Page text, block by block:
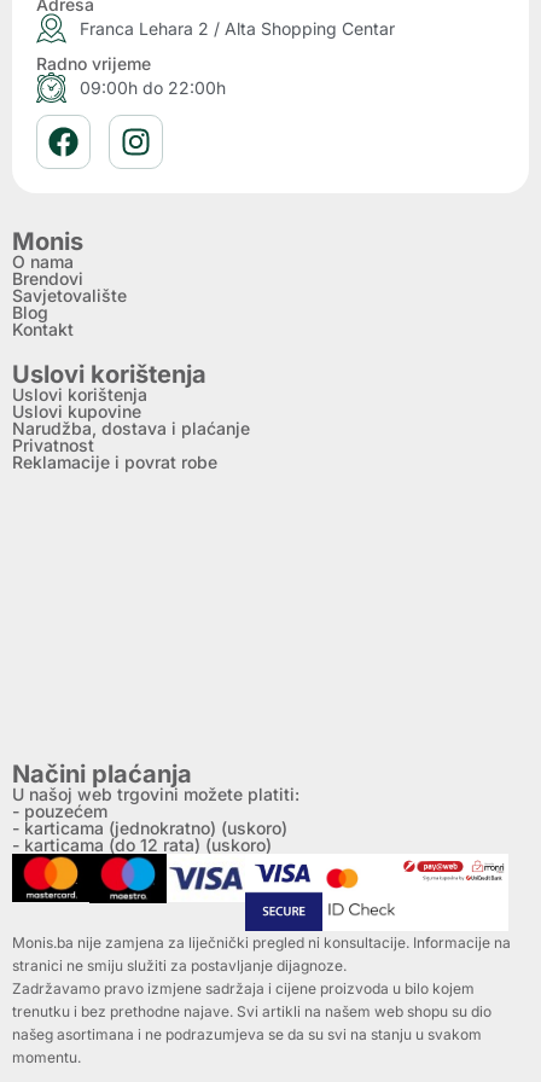
Franca Lehara 2 / Alta Shopping Centar
Radno vrijeme
09:00h do 22:00h
Monis
O nama
Brendovi
Savjetovalište
Blog
Kontakt
Uslovi korištenja
Uslovi korištenja
Uslovi kupovine
Narudžba, dostava i plaćanje
Privatnost
Reklamacije i povrat robe
Načini plaćanja
U našoj web trgovini možete platiti:
- pouzećem
- karticama (jednokratno) (uskoro)
- karticama (do 12 rata) (uskoro)
Monis.ba nije zamjena za liječnički pregled ni konsultacije. Informacije na
stranici ne smiju služiti za postavljanje dijagnoze.
Zadržavamo pravo izmjene sadržaja i cijene proizvoda u bilo kojem
trenutku i bez prethodne najave. Svi artikli na našem web shopu su dio
našeg asortimana i ne podrazumjeva se da su svi na stanju u svakom
momentu.